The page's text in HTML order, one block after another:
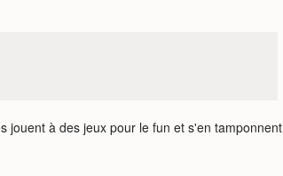
jouent à des jeux pour le fun et s'en tamponnent